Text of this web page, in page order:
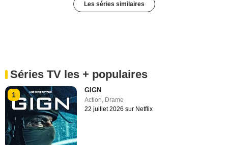
Les séries similaires
Séries TV les + populaires
1
GIGN
Action, Drame
22 juillet 2026 sur Netflix